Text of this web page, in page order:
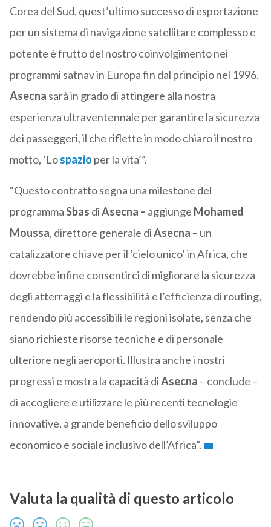
Corea del Sud, quest’ultimo successo di esportazione
per un sistema di navigazione satellitare complesso e
potente è frutto del nostro coinvolgimento nei
programmi satnav in Europa fin dal principio nel 1996.
Asecna sarà in grado di attingere alla nostra
esperienza ultraventennale per garantire la sicurezza
dei passeggeri, il che riflette in modo chiaro il nostro
motto, ‘Lospazio per la vita’”.
“Questo contratto segna una milestone del
programmaSbas diAsecna – aggiunge Mohamed
Moussa, direttore generale diAsecna – un
catalizzatore chiave per il ‘cielo unico’ in Africa, che
dovrebbe infine consentirci di migliorare la sicurezza
degli atterraggi e la flessibilità e l’efficienza di routing,
rendendo più accessibili le regioni isolate, senza che
siano richieste risorse tecniche e di personale
ulteriore negli aeroporti. Illustra anche i nostri
progressi e mostra la capacità diAsecna – conclude –
di accogliere e utilizzare le più recenti tecnologie
innovative, a grande beneficio dello sviluppo
economico e sociale inclusivo dell’Africa”.
Valuta la qualità di questo articolo